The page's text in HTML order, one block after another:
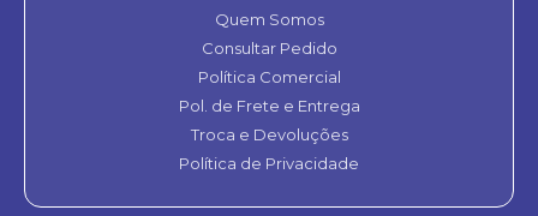
Quem Somos
Consultar Pedido
Política Comercial
Pol. de Frete e Entrega
Troca e Devoluções
Política de Privacidade